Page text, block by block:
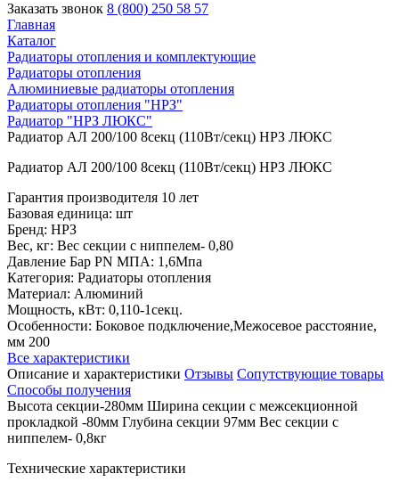
Заказать звонок 8 (800) 250 58 57
Главная
Каталог
Радиаторы отопления и комплектующие
Радиаторы отопления
Алюминиевые радиаторы отопления
Радиаторы отопления "НРЗ"
Радиатор "НРЗ ЛЮКС"
Радиатор АЛ 200/100 8секц (110Вт/секц) НРЗ ЛЮКС
Радиатор АЛ 200/100 8секц (110Вт/секц) НРЗ ЛЮКС
Гарантия производителя 10 лет
Базовая единица: шт
Бренд: НРЗ
Вес, кг: Вес секции с ниппелем- 0,80
Давление Бар PN МПА: 1,6Мпа
Категория: Радиаторы отопления
Материал: Алюминий
Мощность, кВт: 0,110-1секц.
Особенности: Боковое подключение,Межосевое расстояние,
мм 200
Все характеристики
Описание и характеристики Отзывы Сопутствующие товары
Способы получения
Высота секции-280мм Ширина секции с межсекционной
прокладкой -80мм Глубина секции 97мм Вес секции с
ниппелем- 0,8кг
Технические характеристики